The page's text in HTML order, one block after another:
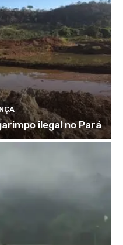
ilegal no Pará